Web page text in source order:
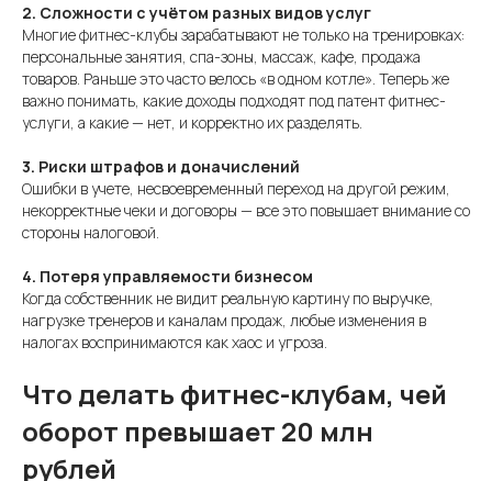
2. Сложности с учётом разных видов услуг
Многие фитнес-клубы зарабатывают не только на тренировках:
персональные занятия, спа-зоны, массаж, кафе, продажа
товаров. Раньше это часто велось «в одном котле». Теперь же
важно понимать, какие доходы подходят под патент фитнес-
услуги, а какие — нет, и корректно их разделять.
3. Риски штрафов и доначислений
Ошибки в учете, несвоевременный переход на другой режим,
некорректные чеки и договоры — все это повышает внимание со
стороны налоговой.
4. Потеря управляемости бизнесом
Когда собственник не видит реальную картину по выручке,
нагрузке тренеров и каналам продаж, любые изменения в
налогах воспринимаются как хаос и угроза.
Что делать фитнес-клубам, чей
оборот превышает 20 млн
рублей